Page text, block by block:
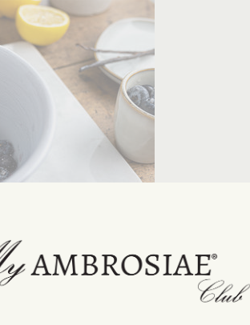
vaniglia e (se vuoi) l’eritritolo fino a